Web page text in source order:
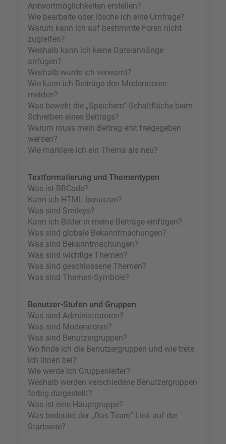
Antwortmöglichkeiten erstellen?
Wie bearbeite oder lösche ich eine Umfrage?
Warum kann ich auf bestimmte Foren nicht
zugreifen?
Weshalb kann ich keine Dateianhänge
anfügen?
Weshalb wurde ich verwarnt?
Wie kann ich Beiträge den Moderatoren
melden?
Was bewirkt die „Speichern“-Schaltfläche beim
Schreiben eines Beitrags?
Warum muss mein Beitrag erst freigegeben
werden?
Wie markiere ich ein Thema als neu?
Textformatierung und Thementypen
Was ist BBCode?
Kann ich HTML benutzen?
Was sind Smileys?
Kann ich Bilder in meine Beiträge einfügen?
Was sind globale Bekanntmachungen?
Was sind Bekanntmachungen?
Was sind wichtige Themen?
Was sind geschlossene Themen?
Was sind Themen-Symbole?
Benutzer-Stufen und Gruppen
Was sind Administratoren?
Was sind Moderatoren?
Was sind Benutzergruppen?
Wo finde ich die Benutzergruppen und wie trete
ich ihnen bei?
Wie werde ich Gruppenleiter?
Weshalb werden verschiedene Benutzergruppen
farbig dargestellt?
Was ist eine Hauptgruppe?
Was bedeutet der „Das Team“-Link auf der
Startseite?